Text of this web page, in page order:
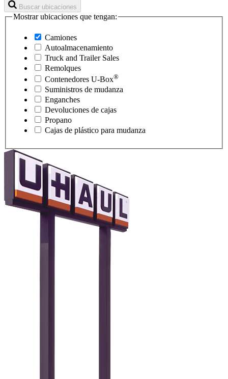
Buscar ubicaciones
Mostrar ubicaciones que tengan:
Camiones
Autoalmacenamiento
Truck and Trailer Sales
Remolques
Contenedores U-Box®
Suministros de mudanza
Enganches
Devoluciones de cajas
Propano
Cajas de plástico para mudanza